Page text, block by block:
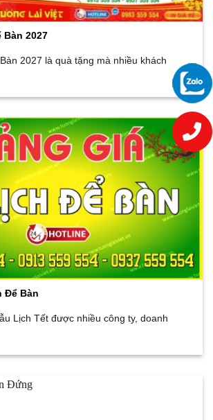
Bàn 2027
2027 là quà tặng mà nhiều khách
Để Bàn
Lịch Tết được nhiều công ty, doanh